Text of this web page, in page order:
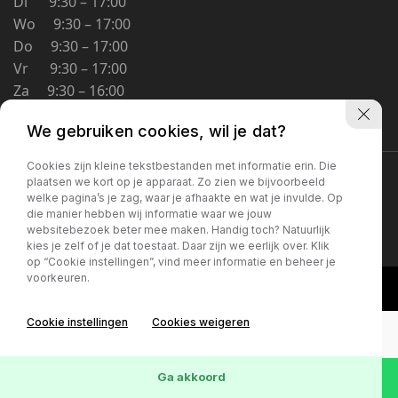
Schoolstraat 5A
4194 TG Meteren Nederland
Wo 9:30 – 17:00
Do 9:30 – 17:00
Vr 9:30 – 17:00
Za 9:30 – 16:00
Privacybeleid
We gebruiken cookies, wil je dat?
Cookies zijn kleine tekstbestanden met informatie erin. Die
plaatsen we kort op je apparaat. Zo zien we bijvoorbeeld
welke pagina’s je zag, waar je afhaakte en wat je invulde. Op
die manier hebben wij informatie waar we jouw
websitebezoek beter mee maken. Handig toch? Natuurlijk
kies je zelf of je dat toestaat. Daar zijn we eerlijk over. Klik
op “Cookie instellingen”, vind meer informatie en beheer je
voorkeuren.
Cookie instellingen Cookies weigeren
Ga akkoord